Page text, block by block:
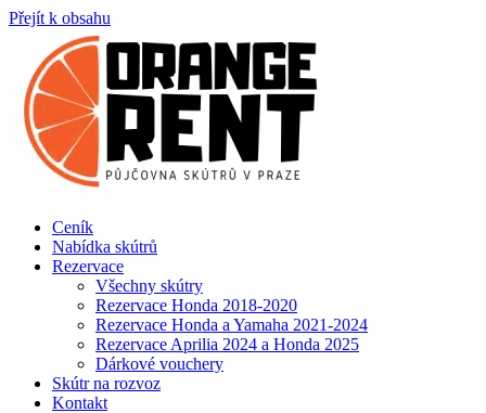
Přejít k obsahu
Ceník
Nabídka skútrů
Rezervace
Všechny skútry
Rezervace Honda 2018-2020
Rezervace Honda a Yamaha 2021-2024
Rezervace Aprilia 2024 a Honda 2025
Dárkové vouchery
Skútr na rozvoz
Kontakt